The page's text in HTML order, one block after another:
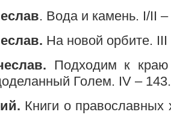
. Вода и камень. I/II –
На новой орбите. III
Подходим к
Голем. IV – 143.
Книги о